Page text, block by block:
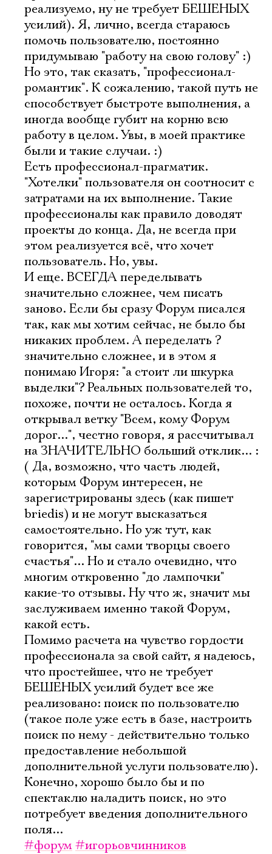
реализуемо, ну не требует БЕШЕНЫХ
усилий). Я, лично, всегда стараюсь
помочь пользователю, постоянно
придумываю "работу на свою голову" :)
Но это, так сказать, "профессионал-
романтик". К сожалению, такой путь не
способствует быстроте выполнения, а
иногда вообще губит на корню всю
работу в целом. Увы, в моей практике
были и такие случаи. :)
Есть профессионал-прагматик.
"Хотелки" пользователя он соотносит с
затратами на их выполнение. Такие
профессионалы как правило доводят
проекты до конца. Да, не всегда при
этом реализуется всё, что хочет
пользователь. Но, увы.
И еще. ВСЕГДА переделывать
значительно сложнее, чем писать
заново. Если бы сразу Форум писался
так, как мы хотим сейчас, не было бы
никаких проблем. А переделать ?
значительно сложнее, и в этом я
понимаю Игоря: "а стоит ли шкурка
выделки"? Реальных пользователей то,
похоже, почти не осталось. Когда я
открывал ветку "Всем, кому Форум
дорог...", честно говоря, я рассчитывал
на ЗНАЧИТЕЛЬНО больший отклик... :
( Да, возможно, что часть людей,
которым Форум интересен, не
зарегистрированы здесь (как пишет
briedis) и не могут высказаться
самостоятельно. Но уж тут, как
говорится, "мы сами творцы своего
счастья"... Но и стало очевидно, что
многим откровенно "до лампочки"
какие-то отзывы. Ну что ж, значит мы
заслуживаем именно такой Форум,
какой есть.
Помимо расчета на чувство гордости
профессионала за свой сайт, я надеюсь,
что простейшее, что не требует
БЕШЕНЫХ усилий будет все же
реализовано: поиск по пользователю
(такое поле уже есть в базе, настроить
поиск по нему - действительно только
предоставление небольшой
дополнительной услуги пользователю).
Конечно, хорошо было бы и по
спектаклю наладить поиск, но это
потребует введения дополнительного
поля...
#форум#игорьовчинников
Ознакомиться